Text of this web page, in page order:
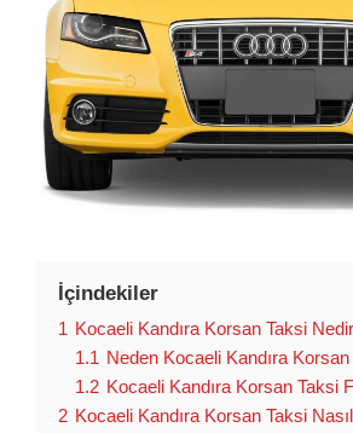
İçindekiler
1 Kocaeli Kandıra Korsan Taksi
1.1 Neden Kocaeli Kandıra
1.2 Kocaeli Kandıra Korsan Taksi
2 Kocaeli Kandıra Korsan Taksi Nasıl